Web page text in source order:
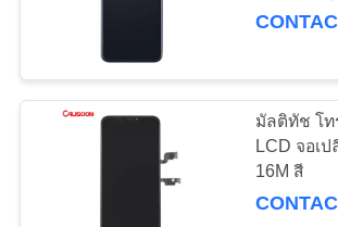
การเปลี่ยนแบต
สําหรับ iPhone
มัลติทัช โท
LCD จอเ
16M สี